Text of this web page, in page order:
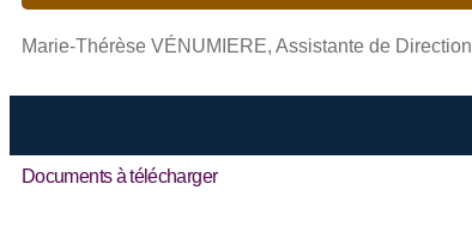
Marie-Thérèse VÉNUMIERE, Assistante de Direction
Documents à télécharger